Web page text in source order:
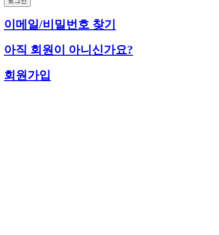
이메일/비밀번호 찾기
아직 회원이 아니신가요?
회원가입